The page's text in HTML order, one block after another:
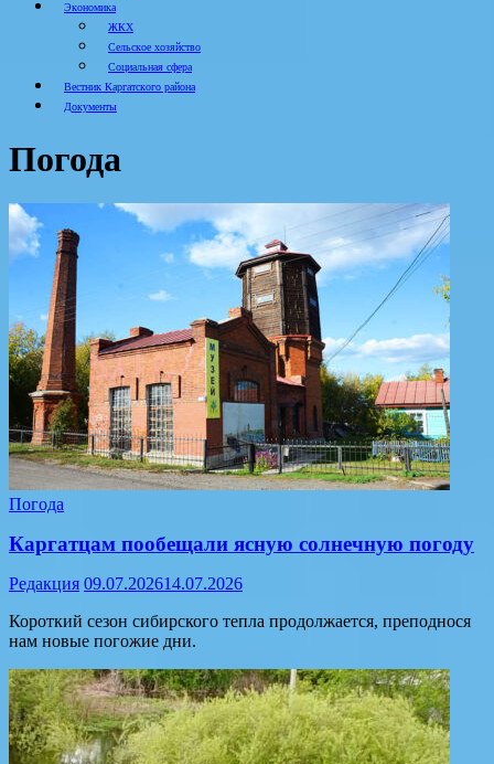
Экономика
ЖКХ
Сельское хозяйство
Социальная сфера
Вестник Каргатского района
Документы
Погода
Погода
Каргатцам пообещали ясную солнечную погоду
Редакция 09.07.202614.07.2026
Короткий сезон сибирского тепла продолжается, преподнося
нам новые погожие дни.